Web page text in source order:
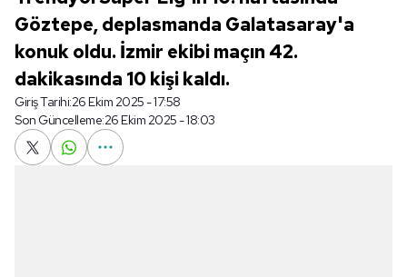
Göztepe, deplasmanda Galatasaray'a
konuk oldu. İzmir ekibi maçın 42.
dakikasında 10 kişi kaldı.
Giriş Tarihi:26 Ekim 2025 - 17:58
Son Güncelleme:26 Ekim 2025 - 18:03